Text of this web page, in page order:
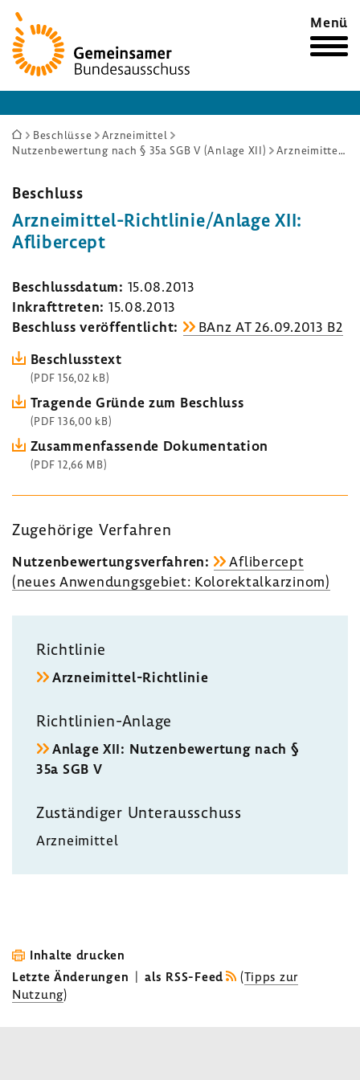
Zur
Startseite
Menü
Sie
sind
Beschlüsse
Arzneimittel
Nutzenbewertung nach § 35a SGB V (Anlage XII)
Arzneimittel-Richtlinie/Anlage XII: Aflibercept
Beschluss
Arzneimittel-​Richtlinie/Anlage XII:
Afli­ber­cept
Beschluss­datum: 15.08.2013
Inkraft­treten: 15.08.2013
Beschluss veröf­fent­licht:
BAnz AT 26.09.2013 B2
Beschluss­text
(PDF 156,02 kB)
Tragende Gründe zum Beschluss
(PDF 136,00 kB)
Zusam­men­fas­sende Doku­men­ta­tion
(PDF 12,66 MB)
Zuge­hö­rige Verfahren
Nutzen­be­wer­tungs­ver­fahren:
Afli­ber­cept
(neues Anwen­dungs­ge­biet: Kolo­rek­tal­kar­zinom)
Richt­linie
Arzneimittel-​Richtlinie
Richtlinien-​Anlage
Anlage XII: Nutzen­be­wer­tung nach §
35a SGB V
Zustän­diger Unter­aus­schuss
Arznei­mittel
Inhalte drucken
Letzte Änderungen | als RSS-Feed (Tipps zur
Nutzung)